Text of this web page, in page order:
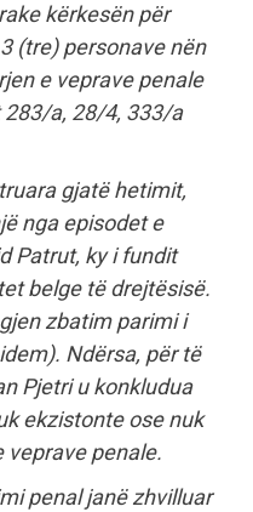
kërkesën për
(tre) personave nën
e veprave penale
a, 28/4, 333/a
gjatë hetimit,
nga episodet e
Patrut, ky i fundit
belge të drejtësisë.
zbatim parimi i
Ndërsa, për të
Pjetri u konkludua
ekzistonte ose nuk
veprave penale.
penal janë zhvilluar